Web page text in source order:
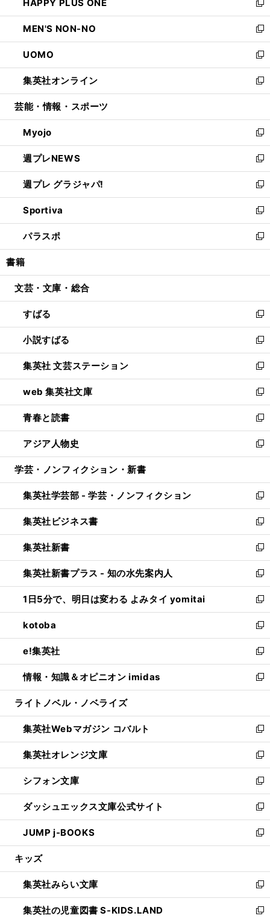
く
で
開
く
ド
ウ
で
開
く
ィ
ン
ド
ウ
で
開
く
い
ウ
ィ
ン
ド
ウ
で
開
HAPPY PLUS ONE
新
し
い
ウ
ィ
ン
ド
ウ
開
く
MEN'S NON-NO
新
し
い
ウ
ィ
ン
ウ
で
開
く
UOMO
新
し
い
ウ
ン
ド
ウ
で
開
く
集英社オンライン
新
し
ウ
ィ
ン
ド
ウ
で
開
く
芸能・情報・スポーツ
Myojo
新
し
い
ウ
ィ
ン
ド
ウ
で
開
週プレNEWS
新
し
い
ウ
ィ
ン
ド
ウ
開
週プレ グラジャパ!
新
し
い
ウ
ィ
ン
ウ
開
く
Sportiva
新
し
い
ウ
ン
ウ
で
開
く
パラスポ
新
し
ウ
ン
ド
ウ
で
開
く
書籍
文芸・文庫・総合
すばる
新
し
い
ウ
ィ
ン
ド
ウ
で
開
く
小説すばる
新
し
い
ウ
ィ
ン
ド
ウ
で
開
集英社 文芸ステーション
新
し
い
ウ
ィ
ン
ド
ウ
開
く
web 集英社文庫
新
し
い
ウ
ィ
ン
ウ
で
開
く
青春と読書
新
し
い
ウ
ン
ド
ウ
で
開
く
アジア人物史
新
し
ウ
ィ
ン
ド
ウ
で
開
く
学芸・ノンフィクション・新書
集英社学芸部 - 学芸・ノンフィクション
新
し
い
ウ
ィ
ン
ド
ウ
で
開
く
集英社ビジネス書
新
し
い
ウ
ィ
ン
ド
ウ
で
開
く
集英社新書
新
し
い
ウ
ィ
ン
ド
ウ
で
開
く
集英社新書プラス - 知の水先案内人
新
し
い
ウ
ィ
ン
ド
ウ
で
開
1日5分で、明日は変わる よみタイ yomitai
新
し
い
ウ
ィ
ン
ド
ウ
開
く
kotoba
新
し
い
ウ
ィ
ン
ウ
で
開
く
e!集英社
新
し
い
ウ
ン
ド
ウ
で
開
く
情報・知識＆オピニオン imidas
新
し
ウ
ィ
ン
ド
ウ
で
開
く
ライトノベル・ノベライズ
集英社Webマガジン コバルト
新
し
い
ウ
ィ
ン
ド
ウ
で
開
集英社オレンジ文庫
新
し
い
ウ
ィ
ン
ド
ウ
開
く
シフォン文庫
新
し
い
ウ
ィ
ン
ウ
で
開
く
ダッシュエックス文庫公式サイト
新
し
い
ウ
ン
ド
ウ
で
JUMP j-BOOKS
新
し
ウ
ィ
ン
ド
キッズ
集英社みらい文庫
新
し
い
集英社の児童図書 S-KIDS.LAND
新